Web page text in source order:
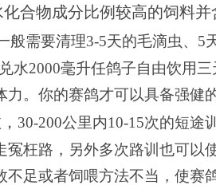
合物成分比例较高的饲料
般需要清理3-5天的毛滴虫、 5
水2000毫升任鸽子自由饮用三
。你的赛鸽才可以具备强健
30-200公里内10-15次的短途
枉路，另外多次路训也可以
不足或者饲喂方法不当，使赛